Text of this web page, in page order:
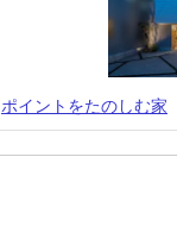
ポイントをたのしむ家